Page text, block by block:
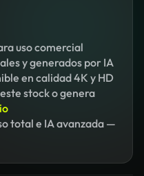
uso comercial
y generados por IA
en calidad 4K y HD
stock o genera
total e IA avanzada —